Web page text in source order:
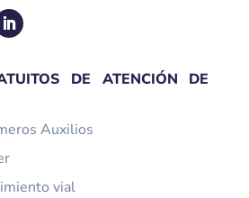
DE ATENCIÓN DE
Auxilios
vial